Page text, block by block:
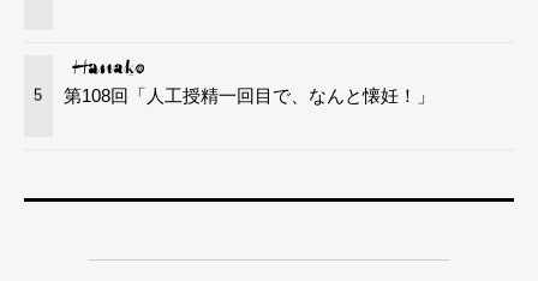
5 第108回「人工授精一回目で、なんと懐妊！」